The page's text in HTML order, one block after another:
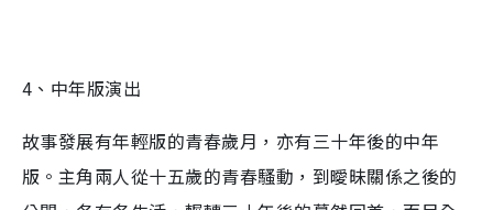
4、中年版演出
故事發展有年輕版的青春歲月，亦有三十年後的中年
版。主角兩人從十五歲的青春騷動，到曖昧關係之後的